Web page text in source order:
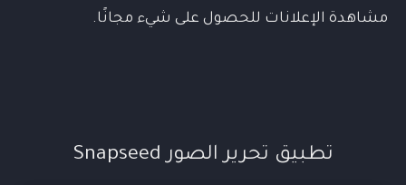
مشاهدة الإعلانات للحصول على شيء مجانًا.
تطبيق تحرير الصور Snapseed